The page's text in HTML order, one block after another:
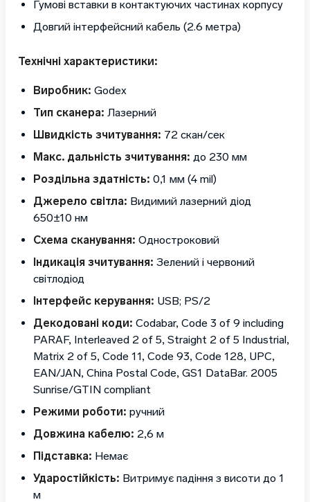
Гумові вставки в контактуючих частинах корпусу
Довгий інтерфейсний кабель (2.6 метра)
Технічні характеристики:
Виробник: Godex
Тип сканера: Лазерний
Швидкість зчитування: 72 скан/сек
Макс. дальність зчитування: до 230 мм
Роздільна здатність: 0,1 мм (4 mil)
Джерело світла: Видимий лазерний діод
650±10 нм
Схема сканування: Одностроковий
Індикація зчитування: Зелений і червоний
світлодіод
Інтерфейс керування: USB; PS/2
Декодовані коди: Codabar, Code 3 of 9 including
PARAF, Interleaved 2 of 5, Straight 2 of 5 Industrial,
Matrix 2 of 5, Code 11, Code 93, Code 128, UPC,
EAN/JAN, China Postal Code, GS1 DataBar. 2005
Sunrise/GTIN compliant
Режими роботи: ручний
Довжина кабелю: 2,6 м
Підставка: Немає
Ударостійкість: Витримує падіння з висоти до 1
м